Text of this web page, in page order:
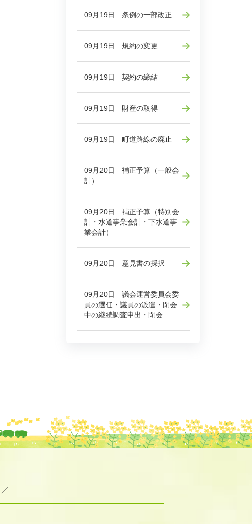
09月19日 条例の一部改正
09月19日 規約の変更
09月19日 契約の締結
09月19日 財産の取得
09月19日 町道路線の廃止
09月20日 補正予算（一般会
計）
09月20日 補正予算（特別会
計・水道事業会計・下水道事
業会計）
09月20日 意見書の採択
09月20日 議会運営委員会委
員の選任・議員の派遣・閉会
中の継続調査申出・閉会